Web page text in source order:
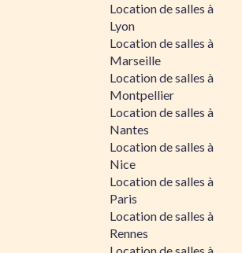
Location de salles à
Lyon
Location de salles à
Marseille
Location de salles à
Montpellier
Location de salles à
Nantes
Location de salles à
Nice
Location de salles à
Paris
Location de salles à
Rennes